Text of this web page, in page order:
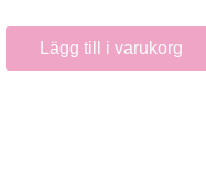
Lägg till i varukorg